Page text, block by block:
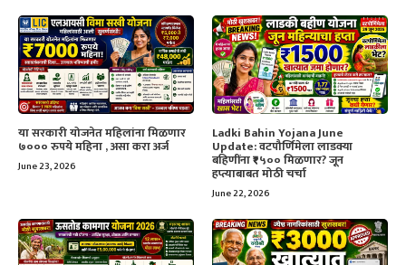
या सरकारी योजनेत महिलांना मिळणार
७००० रुपये महिना , असा करा अर्ज
June 23, 2026
Ladki Bahin Yojana June
Update: वटपौर्णिमेला लाडक्या
बहिणींना ₹१५०० मिळणार? जून
हप्त्याबाबत मोठी चर्चा
June 22, 2026